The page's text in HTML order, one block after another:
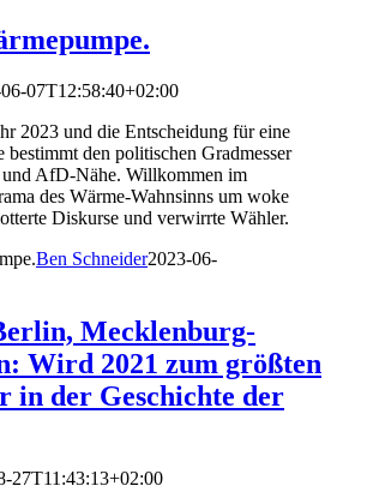
07T12:58:40+02:00
2023 und die Entscheidung für eine
bestimmt den politischen Gradmesser
und AfD-Nähe. Willkommen im
des Wärme-Wahnsinns um woke
Diskurse und verwirrte Wähler.
Ben Schneider2023-06-
Mecklenburg-
Wird 2021 zum größten
in der Geschichte der
27T11:43:13+02:00